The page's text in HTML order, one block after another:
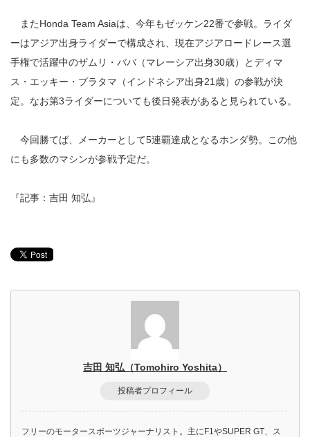
またHonda Team Asiaは、今年もゼッケン22番で参戦。ライダ
ーはアジア出身ライダーで構成され、現在アジアロードレース選
手権で活躍中のザムリ・ババ（マレーシア出身30歳）とディマ
ス・エッキー・プラタマ（インドネシア出身21歳）の参戦が決
定。なお第3ライダーについても後日発表があると見られている。
今回勝てば、メーカーとして5連覇達成となるホンダ勢。この他
にも多数のマシンが参戦予定だ。
『記事：吉田 知弘』
吉田 知弘（Tomohiro Yoshita）
投稿者プロフィール
フリーのモータースポーツジャーナリスト。主にF1やSUPER GT、ス